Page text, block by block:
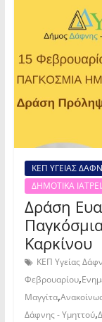
ΚΕΠ ΥΓΕΙΑΣ
ΔΗΜΟΤΙΚΑ
Δράση
Καρκίνου
ΚΕΠ Υγείας
Φεβρουαρίου,
Μαγγίτα,
Δάφνης - Υμηττού,